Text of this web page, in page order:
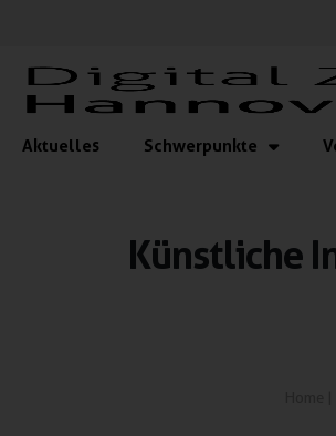
Aktuelles Schwerpunkte
Künstliche